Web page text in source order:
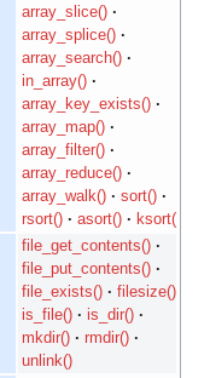
array_slice()
array_splice()
array_search()
in_array()
array_key_exists()
array_map()
array_filter()
array_reduce()
array_walk()
sort()
rsort()
asort() ksort()
file_get_contents()
file_put_contents()
file_exists()
filesize()
is_file()
is_dir()
mkdir()
rmdir()
unlink()